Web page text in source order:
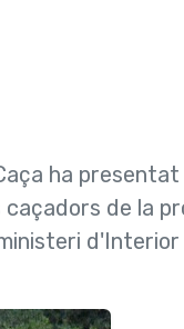
ha
caçadors de la